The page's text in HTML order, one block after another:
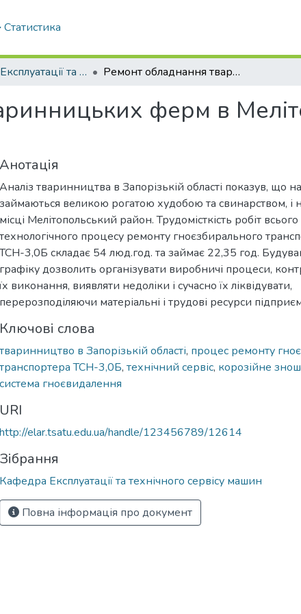
Статистика
Кафедра Експлуатації та технічного сервісу машин Ремонт обладнання тваринницьких ферм в Мелітопольському районі
ферм в
Анотація
Аналіз тваринництва в Запорізькій області показув, що
займаються великою рогатою худобою та свинарством, і
місці Мелітопольський район. Трудомісткість робіт всього
технологічного процесу ремонту гноєзбирального
ТСН-3,0Б складає 54 люд.год. та займає 22,35 год.
графіку дозволить організувати виробничі процеси,
їх виконання, виявляти недоліки і сучасно їх ліквідувати,
перерозподіляючи матеріальні і трудові ресурси
Ключові слова
тваринництво в Запорізькій області, процес ремонту
транспортера ТСН-3,0Б, технічний сервіс, корозійне
система гноєвидалення
URI
http://elar.tsatu.edu.ua/handle/123456789/12614
Зібрання
Кафедра Експлуатації та технічного сервісу машин
Повна інформація про документ